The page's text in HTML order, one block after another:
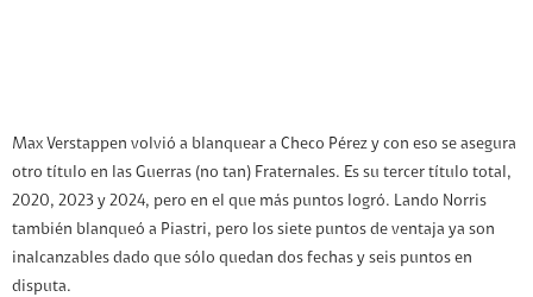
Max Verstappen volvió a blanquear a Checo Pérez y con eso se asegura
otro título en las Guerras (no tan) Fraternales. Es su tercer título total,
2020, 2023 y 2024, pero en el que más puntos logró. Lando Norris
también blanqueó a Piastri, pero los siete puntos de ventaja ya son
inalcanzables dado que sólo quedan dos fechas y seis puntos en
disputa.